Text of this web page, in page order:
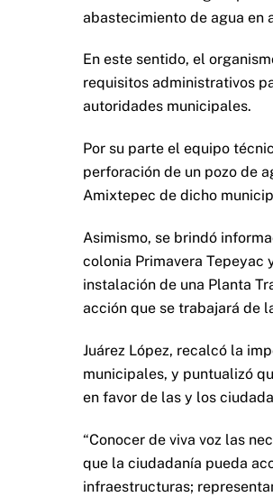
abastecimiento de agua en
En este sentido, el
requisitos administrativos
autoridades municipales.
Por su parte el equipo
perforación de un pozo de
Amixtepec de dicho
Asimismo, se brindó
colonia Primavera
instalación de una Planta
acción que se trabajará de
Juárez López, recalcó la
municipales, y puntualizó
en favor de las y los
“Conocer de viva voz las
que la ciudadanía pueda
infraestructuras;